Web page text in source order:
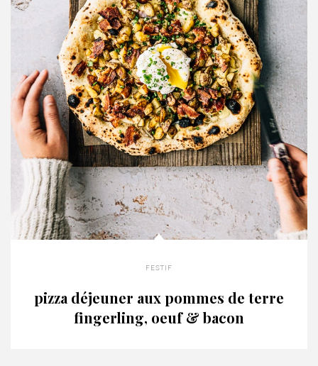
festif
pizza déjeuner aux pommes de terre
fingerling, oeuf & bacon